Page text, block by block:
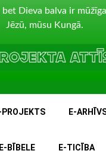
bet Dieva balva ir
Jēzū, mūsu Kungā.
PROJEKTS E-
E-BĪBELE E-TICĪBA